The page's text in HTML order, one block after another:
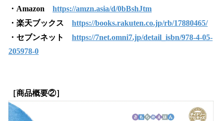
・Amazon https://amzn.asia/d/0bBshJtm
・楽天ブックス https://books.rakuten.co.jp/rb/17880465/
・セブンネット https://7net.omni7.jp/detail_isbn/978-4-05-
205978-0
［商品概要②］